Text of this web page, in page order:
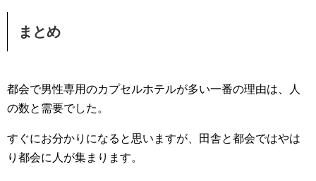
まとめ
都会で男性専用のカプセルホテルが多い一番の理由は、人
の数と需要でした。
すぐにお分かりになると思いますが、田舎と都会ではやは
り都会に人が集まります。